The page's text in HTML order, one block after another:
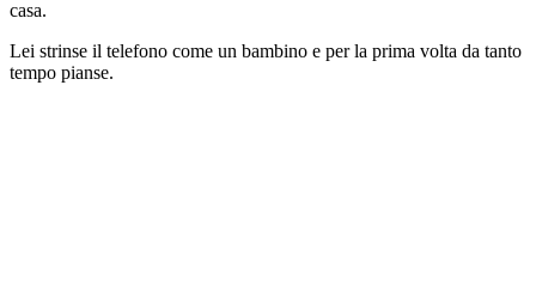
casa.
Lei strinse il telefono come un bambino e per la prima volta da tanto
tempo pianse.